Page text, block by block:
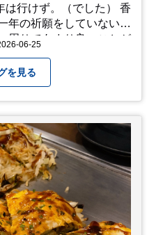
は行けず。（でした） 香
周りであまり良いことが
が過ぎやっとこさ。 3
ね。 気にかかる事1つ
退院の知らせあり！ 気に
た知人の訪問あり！ 気
イ
。お宮参りはお薦めで
06-25
を見る